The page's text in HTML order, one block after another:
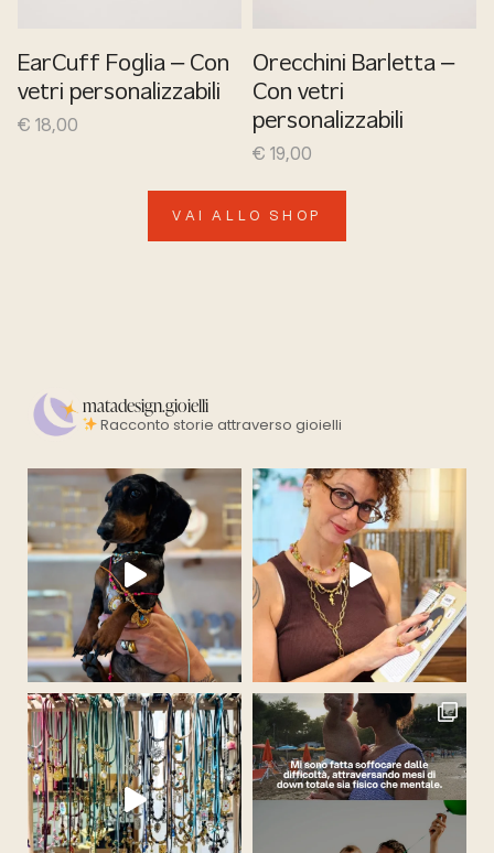
EarCuff Foglia – Con
vetri personalizzabili
€ 18,00
Orecchini Barletta –
Con vetri
personalizzabili
€ 19,00
VAI ALLO SHOP
matadesign.gioielli
Racconto storie attraverso gioielli